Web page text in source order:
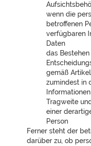
wenn die
betroffenen
verfügbaren
Daten
das
gemäß
zumindest in
Tragweite
einer
Person
Ferner steht der
darüber zu, ob